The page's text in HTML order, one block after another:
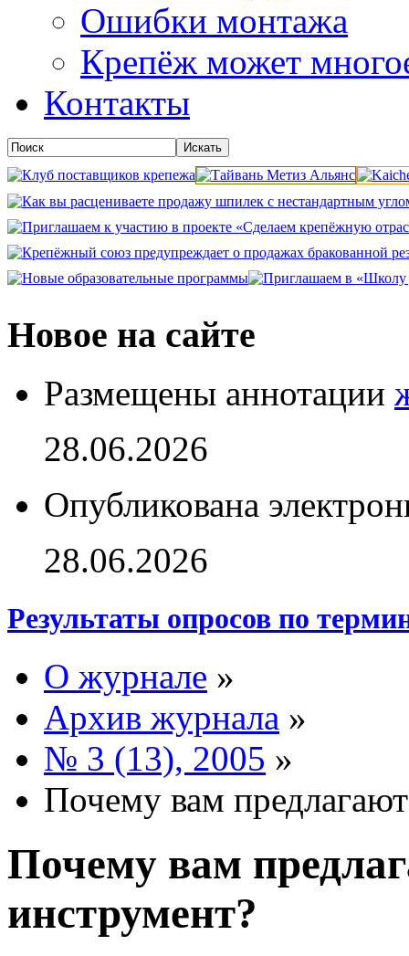
Ошибки монтажа
Крепёж может
Контакты
Новое на сайте
Размещены аннотации
28.06.2026
Опубликована
28.06.2026
Результаты опросов по
О журнале »
Архив журнала »
№ 3 (13), 2005 »
Почему вам
Почему вам
инструмент?